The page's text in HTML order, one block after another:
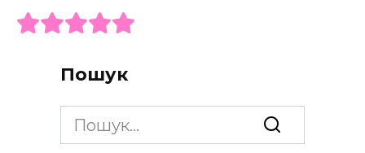
Пошук
Search
for: